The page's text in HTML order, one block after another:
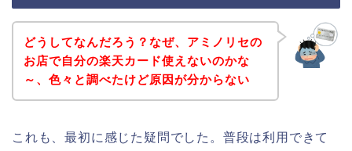
どうしてなんだろう？なぜ、アミノリセの
お店で自分の楽天カード使えないのかな
～、色々と調べたけど原因が分からない
これも、最初に感じた疑問でした。普段は利用できて